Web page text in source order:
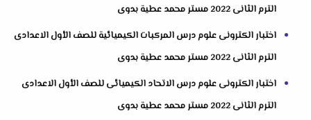
الترم الثانى 2022 مستر محمد عطية بدوى
اختبار الكترونى علوم درس المركبات الكيميائية للصف الأول الاعدادى
الترم الثانى 2022 مستر محمد عطية بدوى
اختبار الكترونى علوم درس الاتحاد الكيميائى للصف الأول الاعدادى
الترم الثانى 2022 مستر محمد عطية بدوى